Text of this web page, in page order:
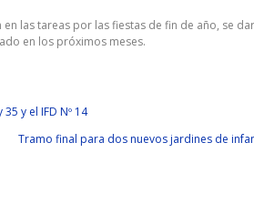
las tareas por las fiestas de fin de año, se
en los próximos meses.
y el IFD Nº 14
Tramo final para dos nuevos jardines de